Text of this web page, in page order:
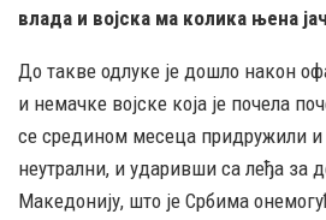
влада и војска ма колика њена
До такве одлуке је дошло након
и немачке војске која је почела
се средином месеца придружили и
неутрални, и ударивши са леђа за
Македонију, што је Србима